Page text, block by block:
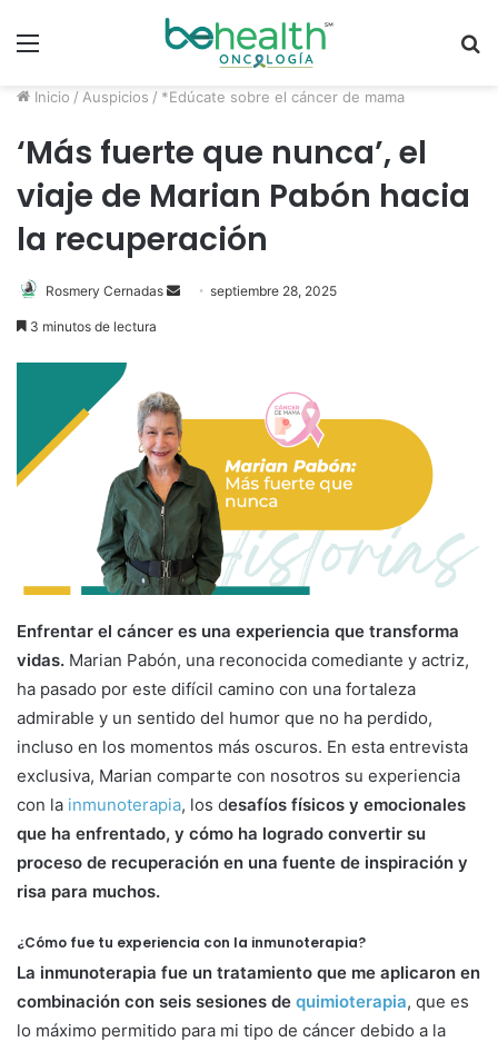
Inicio / Auspicios / *Edúcate sobre el cáncer de mama
‘Más fuerte que nunca’, el
viaje de Marian Pabón hacia
la recuperación
Rosmery Cernadas
n
e
m
a
l
septiembre 28, 2025
3 minutos de lectura
Enfrentar el cáncer es una experiencia que transforma
vidas. Marian Pabón, una reconocida comediante y actriz,
ha pasado por este difícil camino con una fortaleza
admirable y un sentido del humor que no ha perdido,
incluso en los momentos más oscuros. En esta entrevista
exclusiva, Marian comparte con nosotros su experiencia
con la inmunoterapia, los desafíos físicos y emocionales
que ha enfrentado, y cómo ha logrado convertir su
proceso de recuperación en una fuente de inspiración y
risa para muchos.
¿Cómo fue tu experiencia con la inmunoterapia?
La inmunoterapia fue un tratamiento que me aplicaron en
combinación con seis sesiones de quimioterapia, que es
lo máximo permitido para mi tipo de cáncer debido a la